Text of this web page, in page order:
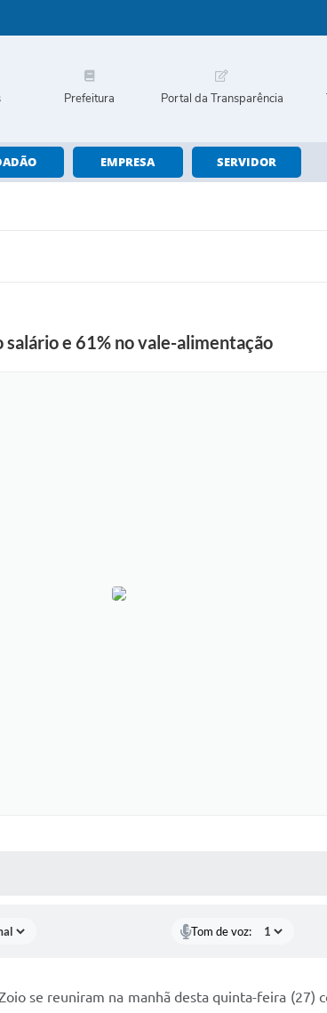
Prefeitura Portal da Transparência
EMPRESA SERVIDOR
e 61% no vale-alimentação
Tom de voz:
se reuniram na manhã desta quinta-feira (27)